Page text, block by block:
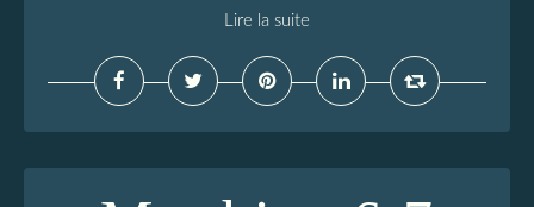
Lire la suite